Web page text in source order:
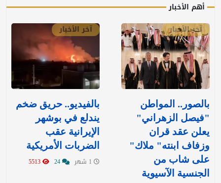
أهم الأخبار
آخر الأخبار
بالصور.. المواطن
"فيصل الزهراني"
يعلن عقد قران
وزفاف ابنته" ملاك"
على شاب من
الجنسية الآسيوية
آخر الأخبار
بالفيديو.. حريق ضخم
يندلع في بوشهر
الإيرانية عقب
الضربات الأمريكية